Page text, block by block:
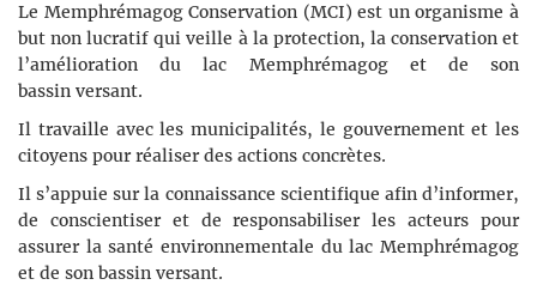
Le Memphrémagog Conservation (MCI) est un organisme à
but non lucratif qui veille à la protection, la conservation et
l’amélioration du lac Memphrémagog et de son
bassin versant.
Il travaille avec les municipalités, le gouvernement et les
citoyens pour réaliser des actions concrètes.
Il s’appuie sur la connaissance scientifique afin d’informer,
de conscientiser et de responsabiliser les acteurs pour
assurer la santé environnementale du lac Memphrémagog
et de son bassin versant.